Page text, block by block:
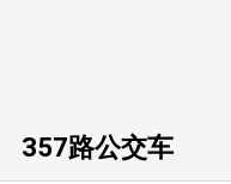
357路公交车